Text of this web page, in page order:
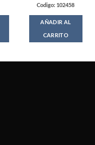
Codigo: 102458
AÑADIR AL
CARRITO